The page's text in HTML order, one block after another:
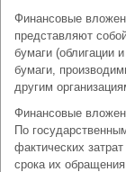
Финансовые
представляют
бумаги (облигации
бумаги,
другим
Финансовые
По
фактических
срока их